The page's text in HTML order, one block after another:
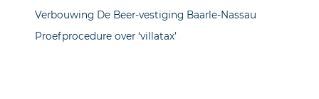
Verbouwing De Beer-vestiging Baarle-Nassau
Proefprocedure over ‘villatax’